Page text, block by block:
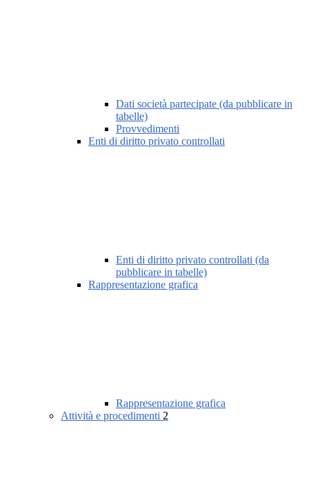
Dati società partecipate (da pubblicare in
tabelle)
Provvedimenti
Enti di diritto privato controllati
Enti di diritto privato controllati (da
pubblicare in tabelle)
Rappresentazione grafica
Rappresentazione grafica
Attività e procedimenti 2